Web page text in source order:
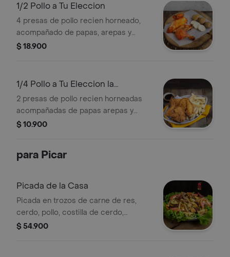
1/2 Pollo a Tu Eleccion
4 presas de pollo recien horneado,
acompañado de papas, arepas y
salsas de la casa .
$ 18.900
1/4 Pollo a Tu Eleccion la
Preparacion
2 presas de pollo recien horneadas
acompañadas de papas arepas y
salsas de la casa .
$ 10.900
para Picar
Picada de la Casa
Picada en trozos de carne de res,
cerdo, pollo, costilla de cerdo,
chorizos ideal para 4-5 personas .
$ 54.900